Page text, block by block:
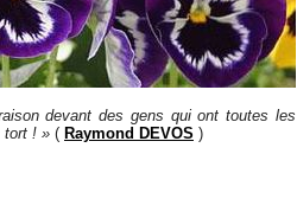
devant des gens qui ont toutes les
tort ! » ( Raymond DEVOS )